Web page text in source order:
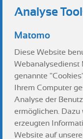
Analyse
Matomo
Diese Website
Webanalysedienst
genannte
Ihrem Computer
Analyse der
ermöglichen. Dazu
erzeugten
Website auf